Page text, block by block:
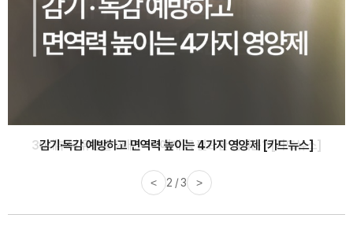
감기·독감 예방하고 면역력 높이는 4가지 영양제 [카드뉴스]
< 3 / 3 >